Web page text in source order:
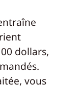
dollars,
vous